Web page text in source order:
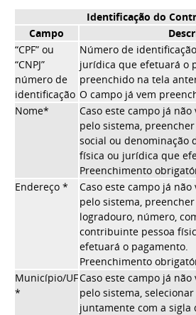
Identificação do
Campo
“CPF” ou
“CNPJ”
número de
identificação
Número de
jurídica que efetuará o
preenchido na tela
O campo já vem
Nome*
Caso este campo já
pelo sistema,
social ou denominação
física ou jurídica que
Preenchimento
Endereço *
Caso este campo já
pelo sistema,
logradouro, número,
contribuinte pessoa
efetuará o pagamento.
Preenchimento
Município/UF
*
Caso este campo já
pelo sistema,
juntamente com a sigla